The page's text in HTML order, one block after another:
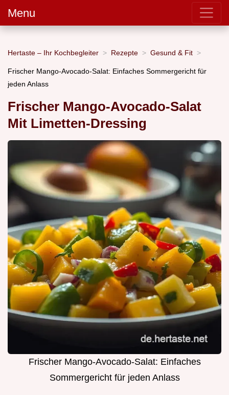
Menu
Hertaste – Ihr Kochbegleiter Rezepte Gesund & Fit
Frischer Mango-Avocado-Salat: Einfaches Sommergericht für
jeden Anlass
Frischer Mango-Avocado-Salat
Mit Limetten-Dressing
Frischer Mango-Avocado-Salat: Einfaches
Sommergericht für jeden Anlass